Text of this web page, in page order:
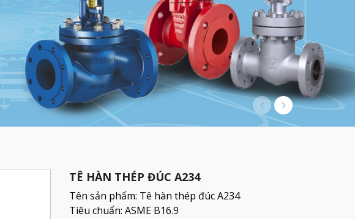
TÊ HÀN THÉP ĐÚC A234
Tên sản phẩm: Tê hàn thép đúc A234
Tiêu chuẩn: ASME B16.9